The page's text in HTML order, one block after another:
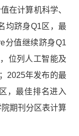
在计算机科学、
均跻身Q1 区，最
分值继续跻身Q1
，位列人工智能及
2025年发布的最
区，最佳排名进入
期刊分区表计算